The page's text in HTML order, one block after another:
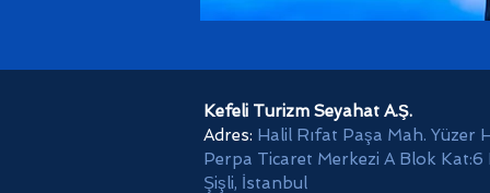
Kefeli Turizm Seyahat A.Ş.
Adres: Halil Rıfat Paşa Mah. Yüzer
Perpa Ticaret Merkezi A Blok Kat:6
Şişli, İstanbul